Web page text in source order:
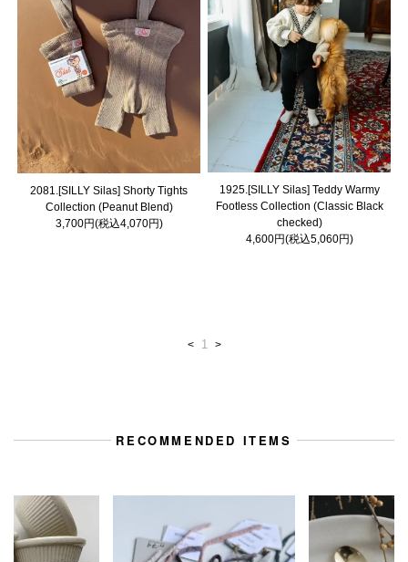
2081.[SILLY Silas] Shorty Tights
Collection (Peanut Blend)
3,700円(税込4,070円)
1925.[SILLY Silas] Teddy Warmy
Footless Collection (Classic Black
checked)
4,600円(税込5,060円)
< 1 >
RECOMMENDED ITEMS